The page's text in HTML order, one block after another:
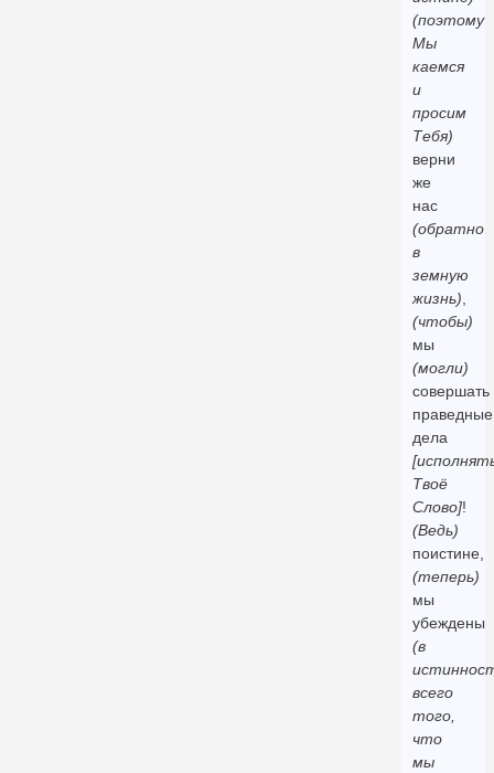
(поэтому
Мы
каемся
и
просим
Тебя)
верни
же
нас
(обратно
в
земную
жизнь),
(чтобы)
мы
(могли)
совершать
праведные
дела
Твоё
Слово]!
(Ведь)
поистине,
(теперь)
мы
убеждены
(в
всего
того,
что
мы